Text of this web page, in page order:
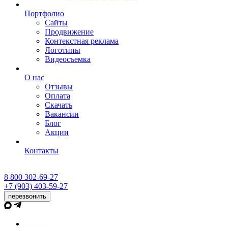
Портфолио
Сайты
Продвижение
Контекстная реклама
Логотипы
Видеосъемка
О нас
Отзывы
Оплата
Скачать
Вакансии
Блог
Акции
Контакты
8 800 302-69-27
+7 (903) 403-59-27
перезвонить